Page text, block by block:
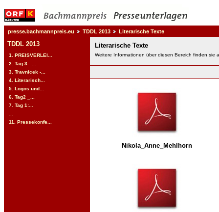
presse.bachmannpreis.eu TDDL 2013 Literarische Texte
TDDL 2013
1. PREISVERLEI...
2. Tag 3 _...
3. Travnicek -...
4. Literarisch...
5. Logos und...
6. Tag2 _...
7. Tag 1:...
11. Pressekonfe...
Literarische Texte
Weitere Informationen über diesen Bereich finden sie
Nikola_Anne_Mehlhorn